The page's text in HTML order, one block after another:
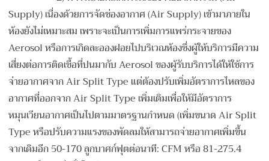
Supply) เนื่องด้วยการจัดช่องอากาศ (Air Supply) เข้ามาภายใน
ห้องยังไม่เหมาะสม เพราะจะเป็นการเพิ่มการแพร่กระจายของ
Aerosol หรือการเกิดละอองฝอยไปบริเวณห้องซึ่งผู้ให้บริการมีความ
เสี่ยงต่อการติดเชื้อที่ปนมากับ Aerosol ของผู้รับบริการได้ให้ใช้การ
จ่ายอากาศจาก Air Split Type แต่ต้องปรับเพิ่มอัตราการไหลของ
อากาศที่ออกจาก Air Split Type เพิ่มเติมเพื่อให้มีอัตราการ
หมุนเวียนอากาศเป็นไปตามมาตรฐานกำหนด (เพิ่มขนาด Air Split
Type หรือปรับความแรงของพัดลมให้สามารถจ่ายอากาศเพิ่มขึ้น
จากเดิมอีก 50-170 ลูกบาศก์ฟุตต่อนาที: CFM หรือ 81-275.4